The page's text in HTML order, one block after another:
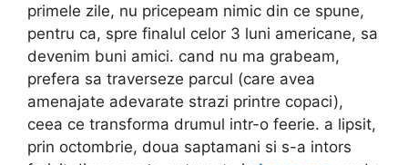
primele zile, nu pricepeam nimic din ce spune,
pentru ca, spre finalul celor 3 luni americane, sa
devenim buni amici. cand nu ma grabeam,
prefera sa traverseze parcul (care avea
amenajate adevarate strazi printre copaci),
ceea ce transforma drumul intr-o feerie. a lipsit,
prin octombrie, doua saptamani si s-a intors